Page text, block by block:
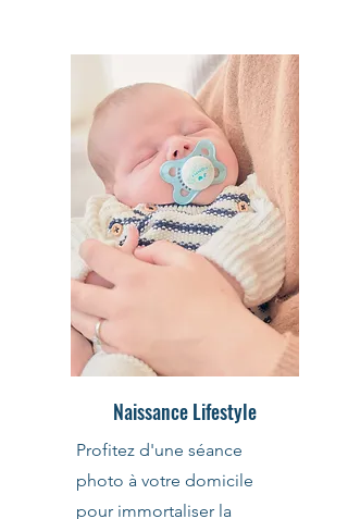
Naissance Lifestyle
Profitez d'une séance
photo à votre domicile
pour immortaliser la